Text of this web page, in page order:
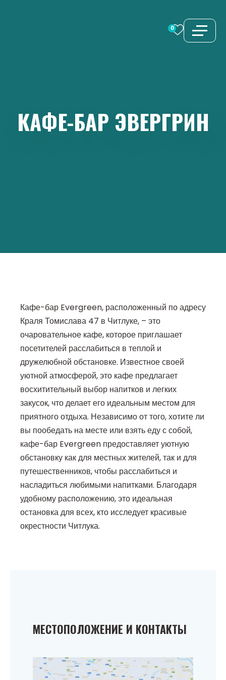
0
КАФЕ-БАР ЭВЕРГРИН
Кафе-бар Evergreen, расположенный по адресу
Краля Томислава 47 в Читлуке, – это
очаровательное кафе, которое приглашает
посетителей расслабиться в теплой и
дружелюбной обстановке. Известное своей
уютной атмосферой, это кафе предлагает
восхитительный выбор напитков и легких
закусок, что делает его идеальным местом для
приятного отдыха. Независимо от того, хотите ли
вы пообедать на месте или взять еду с собой,
кафе-бар Evergreen предоставляет уютную
обстановку как для местных жителей, так и для
путешественников, чтобы расслабиться и
насладиться любимыми напитками. Благодаря
удобному расположению, это идеальная
остановка для всех, кто исследует красивые
окрестности Читлука.
МЕСТОПОЛОЖЕНИЕ И КОНТАКТЫ